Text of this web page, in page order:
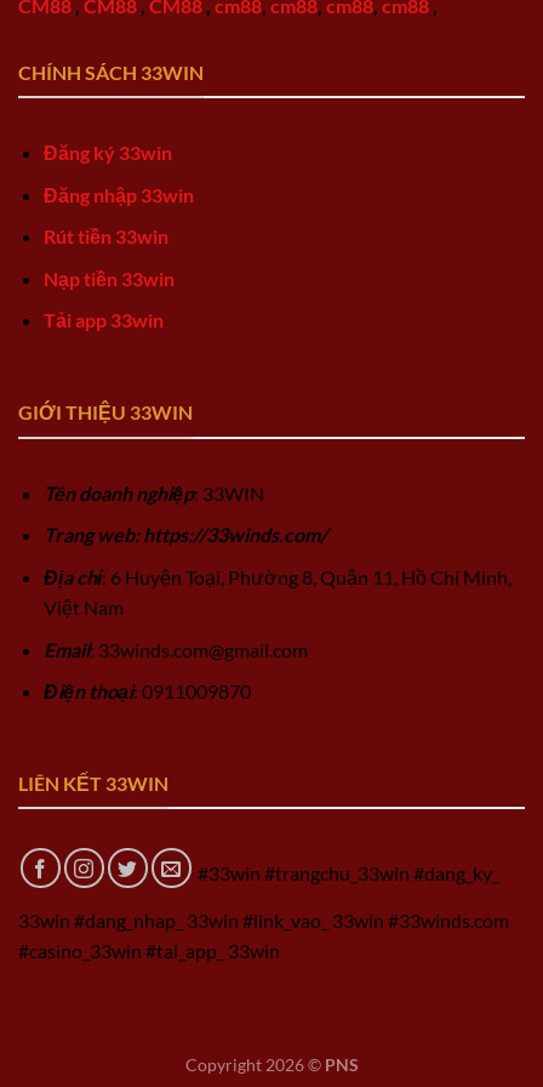
CM88 CM88 CM88 cm88 cm88 cm88 cm88
CHÍNH SÁCH 33WIN
Đăng ký 33win
Đăng nhập 33win
Rút tiền 33win
Nạp tiền 33win
Tải app 33win
GIỚI THIỆU 33WIN
Tên doanh nghiệp: 33WIN
Trang web: https://33winds.com/
Địa chỉ: 6 Huyện Toại, Phường 8, Quận 11, Hồ Chí Minh,
Việt Nam
Email: 33winds.com@gmail.com
Điện thoại: 0911009870
LIÊN KẾT 33WIN
#33win #trangchu_33win #dang_ky_
33win #dang_nhap_ 33win #link_vao_ 33win #33winds.com
#casino_33win #tai_app_ 33win
Copyright 2026 © PNS